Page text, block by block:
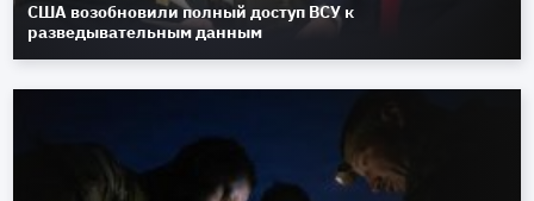
США возобновили полный доступ ВСУ к
разведывательным данным